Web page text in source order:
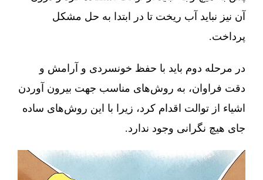
آن نیز نباید آب ریخت تا در ابتدا به حل مشکل
پرداخت.
در مرحله دوم باید با حفظ خونسردی و آرامش و
دقت فراوان، به روش‌های مناسب جهت بیرون آوردن
اشیاء از توالت اقدام کرد، زیرا با این روش‌های ساده
جای هیچ نگرانی وجود ندارد.